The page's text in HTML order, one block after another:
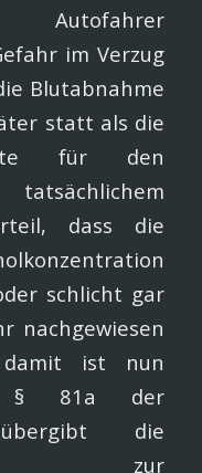
Autofahrer
im Verzug
Blutabnahme
statt als die
für den
tatsächlichem
dass die
schlicht gar
nachgewiesen
damit ist nun
§ 81a der
übergibt die
zur